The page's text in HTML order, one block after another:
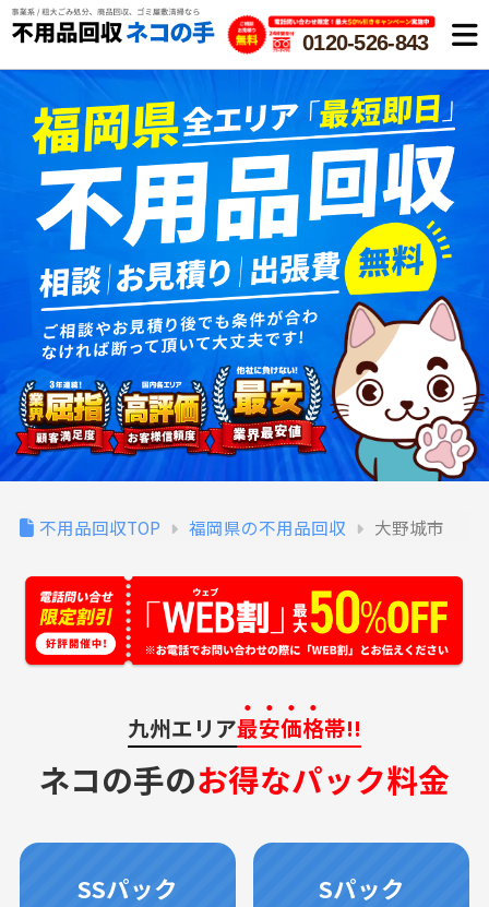
0120-526-843
不用品回収TOP 福岡県の不用品回収 大野城市
九州エリア最安価格帯!!
ネコの手のお得なパック料金
SSパック Sパック